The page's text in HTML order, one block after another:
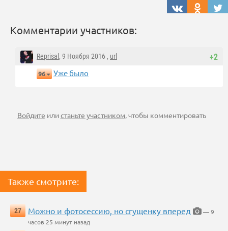
Комментарии участников:
+2
Reprisal , 9 Ноября 2016 , url
96 Уже было
Войдите илистаньте участником, чтобы комментировать
Также смотрите:
27 Можно и фотосессию, но сгущенку вперед
— 9
часов 25 минут назад